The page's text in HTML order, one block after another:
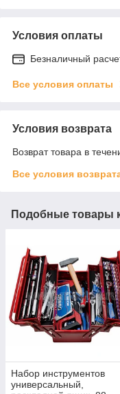
Условия оплаты
Безналичный
Все условия оплаты
Условия возврата
Возврат товара в
Все условия
Подобные товары
Набор инструментов
универсальный,